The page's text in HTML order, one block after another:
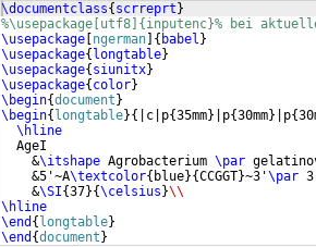
\documentclass{ scrreprt }
%\usepackage[utf8]{inputenc}% bei
\usepackage ngerman { babel }
\usepackage{ longtable}
\usepackage{ siunitx}
\usepackage{ color}
\begin{document }
\begin{ longtable}{ |c|p{35mm} |p{30mm} |p{
\hline
  AgeI
    &
\itshape Agrobacterium \par
    &5'~A
\textcolor{ blue}{CCGGT}~3'\par
    &
\SI{37}{\celsius }\\
\hline
\end { longtable}
\end {document }